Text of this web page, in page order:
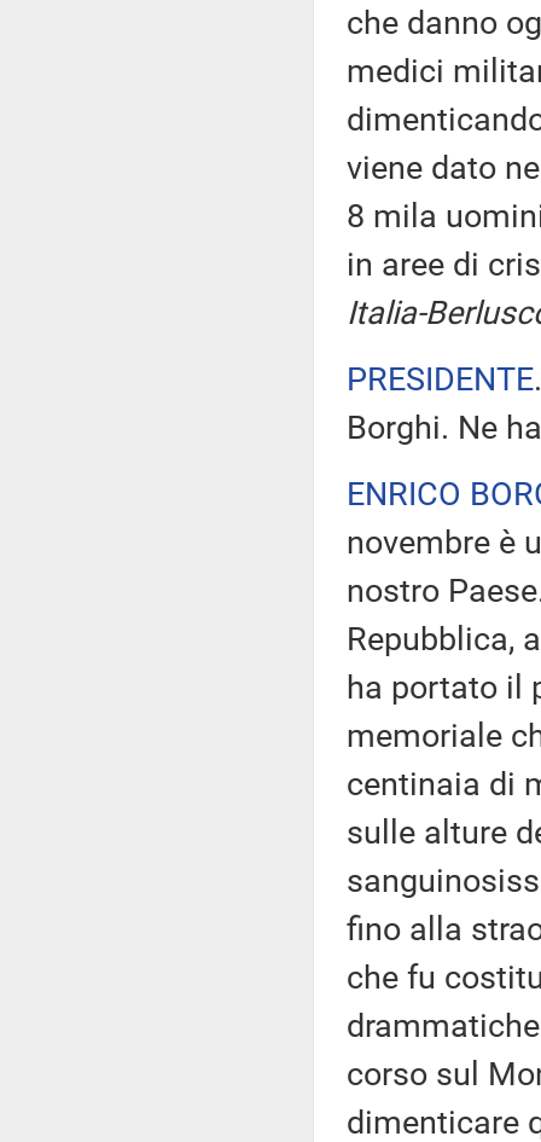
che danno
medici
viene dato
8 mila
in aree di
Italia-
PRESIDENTE
Borghi. Ne
ENRICO
novembre è
nostro
Repubblica,
ha portato il
memoriale
centinaia di
sulle alture
fino alla
che fu
corso sul
dimenticare